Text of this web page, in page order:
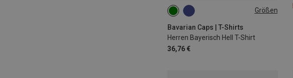
Größen
Bavarian Caps | T-Shirts
Herren Bayerisch Hell T-Shirt
36,76 €
S L 3XL